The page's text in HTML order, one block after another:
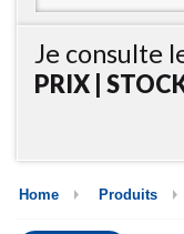
Je consulte
PRIX |
Home Produits